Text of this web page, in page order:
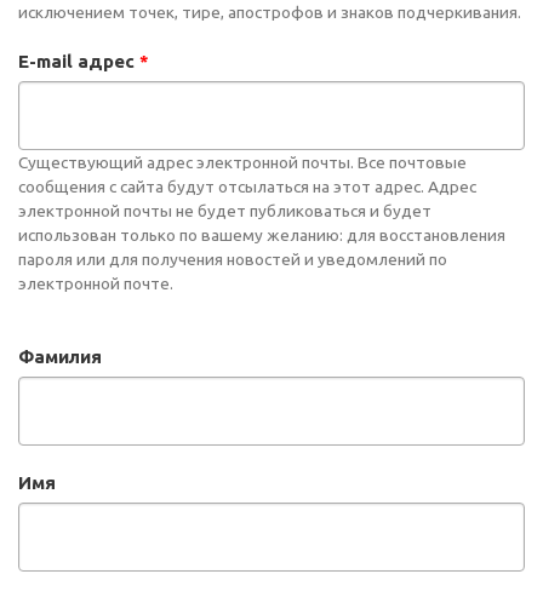
исключением точек, тире, апострофов и знаков подчеркивания.
E-mail адрес *
Существующий адрес электронной почты. Все почтовые
сообщения с сайта будут отсылаться на этот адрес. Адрес
электронной почты не будет публиковаться и будет
использован только по вашему желанию: для восстановления
пароля или для получения новостей и уведомлений по
электронной почте.
Фамилия
Имя